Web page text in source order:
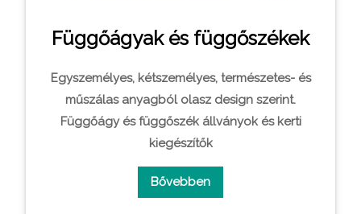
Függőágyak és függőszékek
Egyszemélyes, kétszemélyes, természetes- és
műszálas anyagból olasz design szerint.
Függőágy és függőszék állványok és kerti
kiegészí­tők
Bővebben